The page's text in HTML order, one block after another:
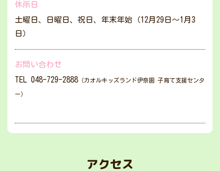
休所日
土曜日、日曜日、祝日、年末年始（12月29日～1月3
日）
お問い合わせ
TEL 048-729-2888（カオルキッズランド伊奈園 子育て支援センタ
ー）
アクセス